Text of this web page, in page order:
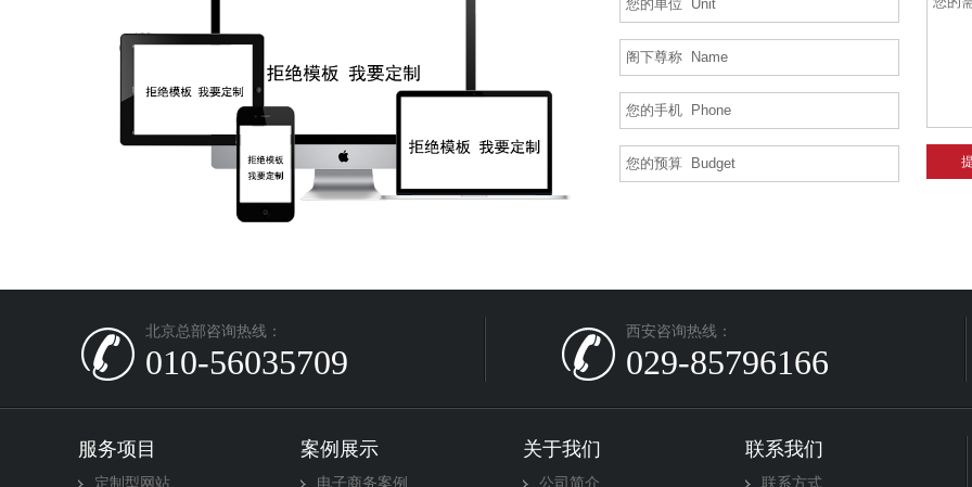
北京总部咨询热线：
010-56035709
西安咨询热线：
029-85796166
服务项目
定制型网站
案例展示
电子商务案例
关于我们
公司简介
联系我们
联系方式